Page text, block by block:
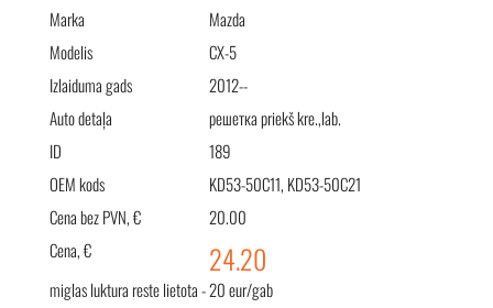
Marka
Mazda
Modelis
CX-5
Izlaiduma gads
2012--
Auto detaļa
решетка priekš kre.,lab.
ID
189
OEM kods
KD53-50C11, KD53-50C21
Cena bez PVN, €
20.00
Cena, €
24.20
miglas luktura reste lietota - 20 eur/gab